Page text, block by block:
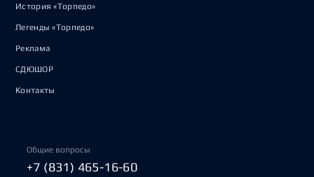
История «Торпедо»
Легенды «Торпедо»
Реклама
СДЮШОР
Контакты
Общие вопросы
+7 (831) 465-16-60